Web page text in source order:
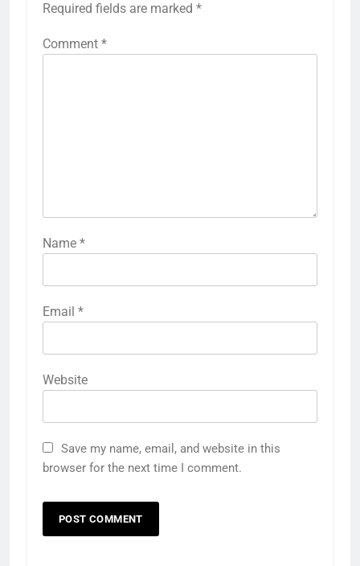
Required fields are marked *
Comment *
Name *
Email *
Website
Save my name, email, and website in this
browser for the next time I comment.